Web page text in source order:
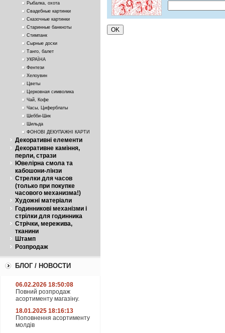
Рыбалка, охота
Свадебные картинки
Сказочные картинки
Старинные банкноты
Стимпанк
Сырные доски
Танго, балет
УКРАЇНА
Фентези
Хелоувин
Цветы
Церковная символика
Чай, Кофе
Часы, Циферблаты
Шебби-Шик
Шильда
ФОНОВІ ДЕКУПАЖНІ КАРТИ
Декоративні елементи
Декоративне каміння,
перли, стрази
Ювелірна смола та
кабошони-лінзи
Стрелки для часов
(только при покупке
часового механизма!)
Художні матеріали
Годинникові механізми і
стрілки для годинника
Стрічки, мережива,
тканини
Штамп
Розпродаж
БЛОГ / НОВОСТИ
06.02.2026 18:50:08
Повний розпродаж
асортименту магазіну.
18.01.2025 18:16:13
Поповнення асортименту
молдів